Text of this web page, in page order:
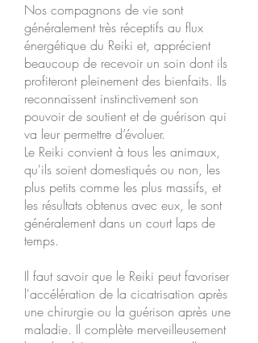
Nos compagnons de vie sont
généralement très réceptifs au flux
énergétique du Reiki et, apprécient
beaucoup de recevoir un soin dont ils
profiteront pleinement des bienfaits. Ils
reconnaissent instinctivement son
pouvoir de soutient et de guérison qui
va leur permettre d’évoluer.
Le Reiki convient à tous les animaux,
qu'ils soient domestiqués ou non, les
plus petits comme les plus massifs, et
les résultats obtenus avec eux, le sont
généralement dans un court laps de
temps.
Il faut savoir que le Reiki peut favoriser
l'accélération de la cicatrisation après
une chirurgie ou la guérison après une
maladie. Il complète merveilleusement